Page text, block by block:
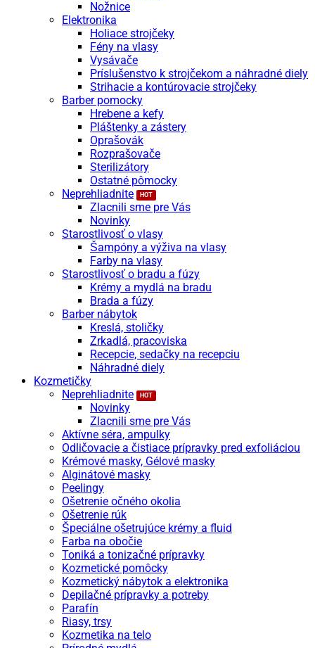
Nožnice
Elektronika
Holiace strojčeky
Fény na vlasy
Vysávače
Príslušenstvo k strojčekom a náhradné diely
Strihacie a kontúrovacie strojčeky
Barber pomocky
Hrebene a kefy
Pláštenky a zástery
Oprašovák
Rozprašovače
Sterilizátory
Ostatné pômocky
Neprehliadnite
Zlacnili sme pre Vás
Novinky
Starostlivosť o vlasy
Šampóny a výživa na vlasy
Farby na vlasy
Starostlivosť o bradu a fúzy
Krémy a mydlá na bradu
Brada a fúzy
Barber nábytok
Kreslá, stoličky
Zrkadlá, pracoviska
Recepcie, sedačky na recepciu
Náhradné diely
Kozmetičky
Neprehliadnite
Novinky
Zlacnili sme pre Vás
Aktívne séra, ampulky
Odličovacie a čistiace prípravky pred exfoliáciou
Krémové masky, Gélové masky
Alginátové masky
Peelingy
Ošetrenie očného okolia
Ošetrenie rúk
Špeciálne ošetrujúce krémy a fluid
Farba na obočie
Toniká a tonizačné prípravky
Kozmetické pomôcky
Kozmetický nábytok a elektronika
Depilačné prípravky a potreby
Parafín
Riasy, trsy
Kozmetika na telo